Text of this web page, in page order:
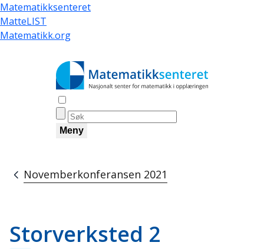
Hopp
til
hovedinnhold
Matematikksenteret
MatteLIST
Matematikk.org
Meny
Navigasjonssti
Novemberkonferansen 2021
Storverksted 2